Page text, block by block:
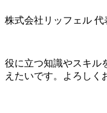
株式会社リッフェル 代
役に立つ知識やスキル
えたいです。よろしく